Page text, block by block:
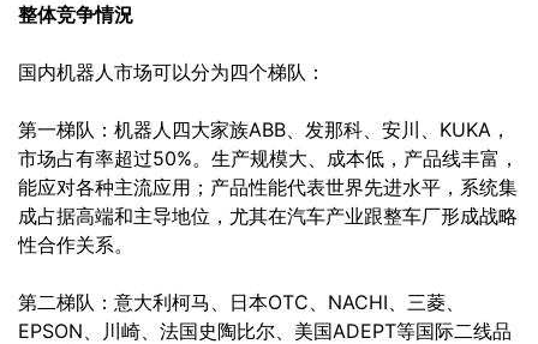
整体竞争情況
国内机器人市场可以分为四个梯队：
第一梯队：机器人四大家族ABB、发那科、安川、KUKA，
市场占有率超过50%。生产规模大、成本低，产品线丰富，
能应对各种主流应用；产品性能代表世界先进水平，系统集
成占据高端和主导地位，尤其在汽车产业跟整车厂形成战略
性合作关系。
第二梯队：意大利柯马、日本OTC、NACHI、三菱、
EPSON、川崎、法国史陶比尔、美国ADEPT等国际二线品